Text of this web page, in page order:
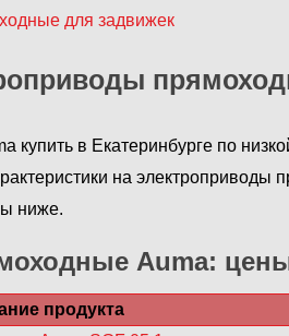
для задвижек
в Екатеринбурге по
на электроприводы
ниже.
Auma:
продукта